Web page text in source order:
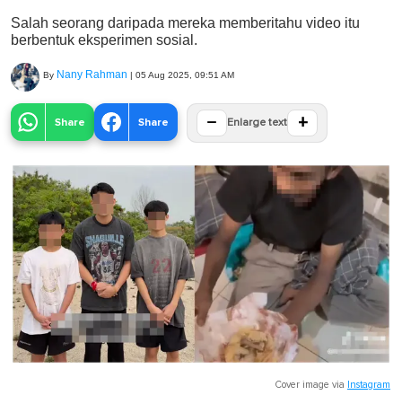
Salah seorang daripada mereka memberitahu video itu
berbentuk eksperimen sosial.
By Nany Rahman | 05 Aug 2025, 09:51 AM
Share Share − Enlarge text +
Cover image via Instagram